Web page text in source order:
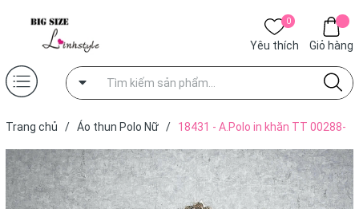
0
Yêu thích Giỏ hàng
Trang chủ / Áo thun Polo Nữ /
18431 - A.Polo in khăn TT 00288-